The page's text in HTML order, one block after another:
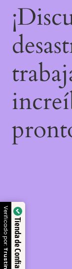
Tienda de Confianza
Verificado por: